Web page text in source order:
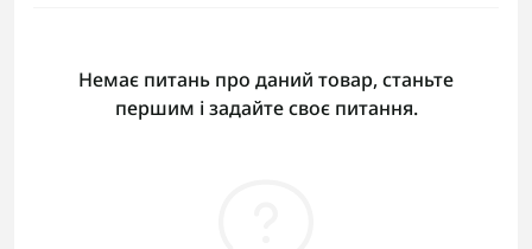
Немає питань про даний товар, станьте
першим і задайте своє питання.